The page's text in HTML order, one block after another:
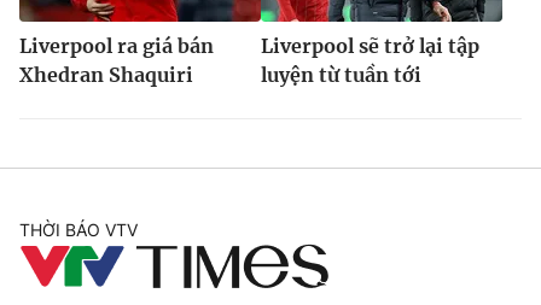
Liverpool ra giá bán
Xhedran Shaquiri
Liverpool sẽ trở lại tập
luyện từ tuần tới
THỜI BÁO VTV